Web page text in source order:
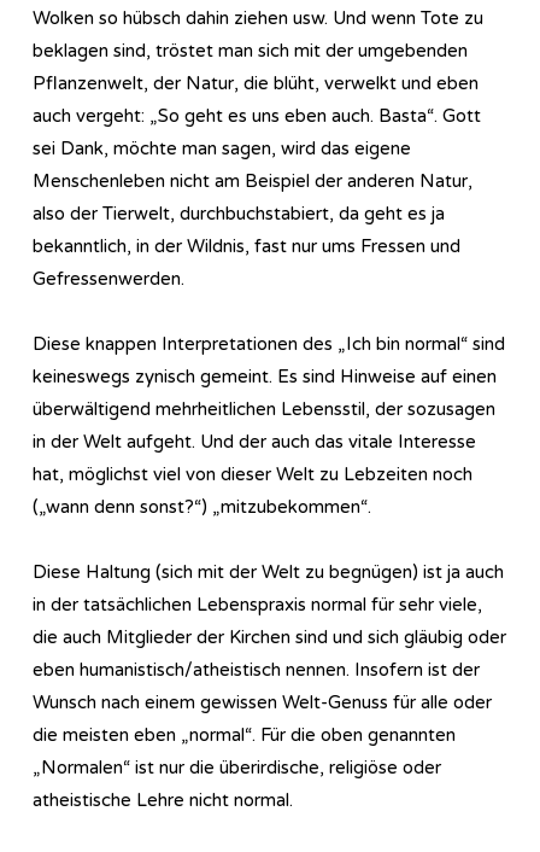
Wolken so hübsch dahin ziehen usw. Und wenn Tote zu
beklagen sind, tröstet man sich mit der umgebenden
Pflanzenwelt, der Natur, die blüht, verwelkt und eben
auch vergeht: „So geht es uns eben auch. Basta“. Gott
sei Dank, möchte man sagen, wird das eigene
Menschenleben nicht am Beispiel der anderen Natur,
also der Tierwelt, durchbuchstabiert, da geht es ja
bekanntlich, in der Wildnis, fast nur ums Fressen und
Gefressenwerden.
Diese knappen Interpretationen des „Ich bin normal“ sind
keineswegs zynisch gemeint. Es sind Hinweise auf einen
überwältigend mehrheitlichen Lebensstil, der sozusagen
in der Welt aufgeht. Und der auch das vitale Interesse
hat, möglichst viel von dieser Welt zu Lebzeiten noch
(„wann denn sonst?“) „mitzubekommen“.
Diese Haltung (sich mit der Welt zu begnügen) ist ja auch
in der tatsächlichen Lebenspraxis normal für sehr viele,
die auch Mitglieder der Kirchen sind und sich gläubig oder
eben humanistisch/atheistisch nennen. Insofern ist der
Wunsch nach einem gewissen Welt-Genuss für alle oder
die meisten eben „normal“. Für die oben genannten
„Normalen“ ist nur die überirdische, religiöse oder
atheistische Lehre nicht normal.